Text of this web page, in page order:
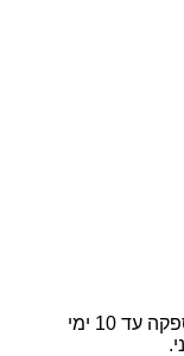
שימו לב! מינימום 10 יח' ממוצר להזמנה. אספקה עד 10 ימי